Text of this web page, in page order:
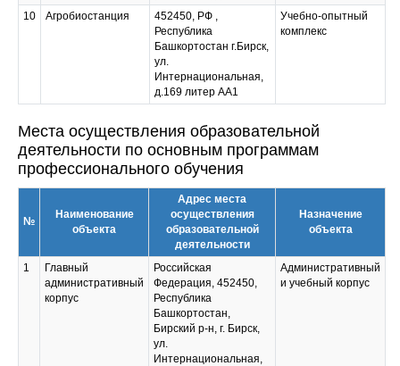
10 Агробиостанция
452450, РФ ,
Республика
Башкортостан г.Бирск,
ул.
Интернациональная,
д.169 литер АА1
Учебно-опытный
комплекс
Места осуществления образовательной
деятельности по основным программам
профессионального обучения
№
Наименование
объекта
Адрес места
осуществления
образовательной
деятельности
Назначение
объекта
1
Главный
административный
корпус
Российская
Федерация, 452450,
Республика
Башкортостан,
Бирский р-н, г. Бирск,
ул.
Интернациональная,
Административный
и учебный корпус